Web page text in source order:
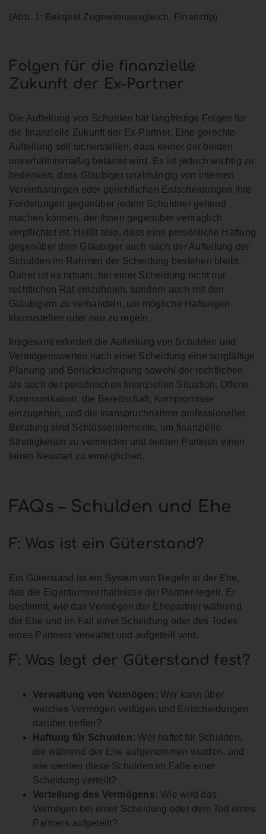
(Abb. 1: Beispiel Zugewinnausgleich, Finanztip)
Folgen für die finanzielle
Zukunft der Ex-Partner
Die Aufteilung von Schulden hat langfristige Folgen für
die finanzielle Zukunft der Ex-Partner. Eine gerechte
Aufteilung soll sicherstellen, dass keiner der beiden
unverhältnismäßig belastet wird. Es ist jedoch wichtig zu
bedenken, dass Gläubiger unabhängig von internen
Vereinbarungen oder gerichtlichen Entscheidungen ihre
Forderungen gegenüber jedem Schuldner geltend
machen können, der ihnen gegenüber vertraglich
verpflichtet ist. Heißt also, dass eine persönliche Haftung
gegenüber dem Gläubiger auch nach der Aufteilung der
Schulden im Rahmen der Scheidung bestehen bleibt.
Daher ist es ratsam, bei einer Scheidung nicht nur
rechtlichen Rat einzuholen, sondern auch mit den
Gläubigern zu verhandeln, um mögliche Haftungen
klarzustellen oder neu zu regeln.
Insgesamt erfordert die Aufteilung von Schulden und
Vermögenswerten nach einer Scheidung eine sorgfältige
Planung und Berücksichtigung sowohl der rechtlichen
als auch der persönlichen finanziellen Situation. Offene
Kommunikation, die Bereitschaft, Kompromisse
einzugehen, und die Inanspruchnahme professioneller
Beratung sind Schlüsselelemente, um finanzielle
Streitigkeiten zu vermeiden und beiden Parteien einen
fairen Neustart zu ermöglichen.
FAQs – Schulden und Ehe
F: Was ist ein Güterstand?
Ein Güterstand ist ein System von Regeln in der Ehe,
das die Eigentumsverhältnisse der Partner regelt. Er
bestimmt, wie das Vermögen der Ehepartner während
der Ehe und im Fall einer Scheidung oder des Todes
eines Partners verwaltet und aufgeteilt wird.
F: Was legt der Güterstand fest?
Verwaltung von Vermögen: Wer kann über
welches Vermögen verfügen und Entscheidungen
darüber treffen?
Haftung für Schulden: Wer haftet für Schulden,
die während der Ehe aufgenommen wurden, und
wie werden diese Schulden im Falle einer
Scheidung verteilt?
Verteilung des Vermögens: Wie wird das
Vermögen bei einer Scheidung oder dem Tod eines
Partners aufgeteilt?